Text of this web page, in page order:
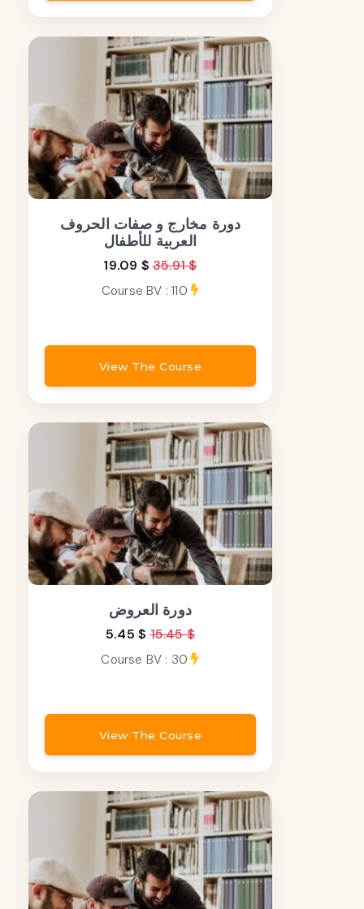
دورة مخارج و صفات الحروف
العربية للأطفال
19.09 $ 35.91 $
Course BV : 110
View The Course
دورة العروض
5.45 $ 15.45 $
Course BV : 30
View The Course